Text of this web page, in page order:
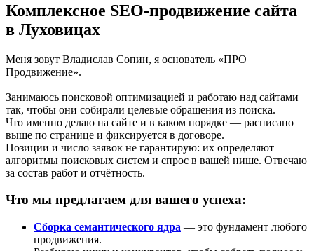
Комплексное SEO-продвижение сайта
в Луховицах
Меня зовут Владислав Сопин, я основатель «ПРО
Продвижение».
Занимаюсь поисковой оптимизацией и работаю над сайтами
так, чтобы они собирали целевые обращения из поиска.
Что именно делаю на сайте и в каком порядке — расписано
выше по странице и фиксируется в договоре.
Позиции и число заявок не гарантирую: их определяют
алгоритмы поисковых систем и спрос в вашей нише. Отвечаю
за состав работ и отчётность.
Что мы предлагаем для вашего успеха:
Сборка семантического ядра — это фундамент любого
продвижения.